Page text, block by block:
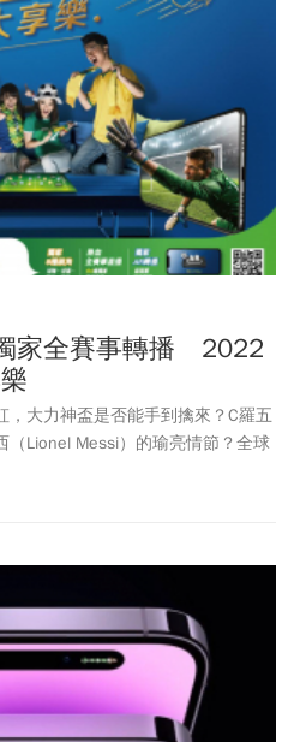
家全賽事轉播 2022
，大力神盃是否能手到擒來？C羅五
（Lionel Messi）的瑜亮情節？全球
登場，為提供球迷最大視聽享受，